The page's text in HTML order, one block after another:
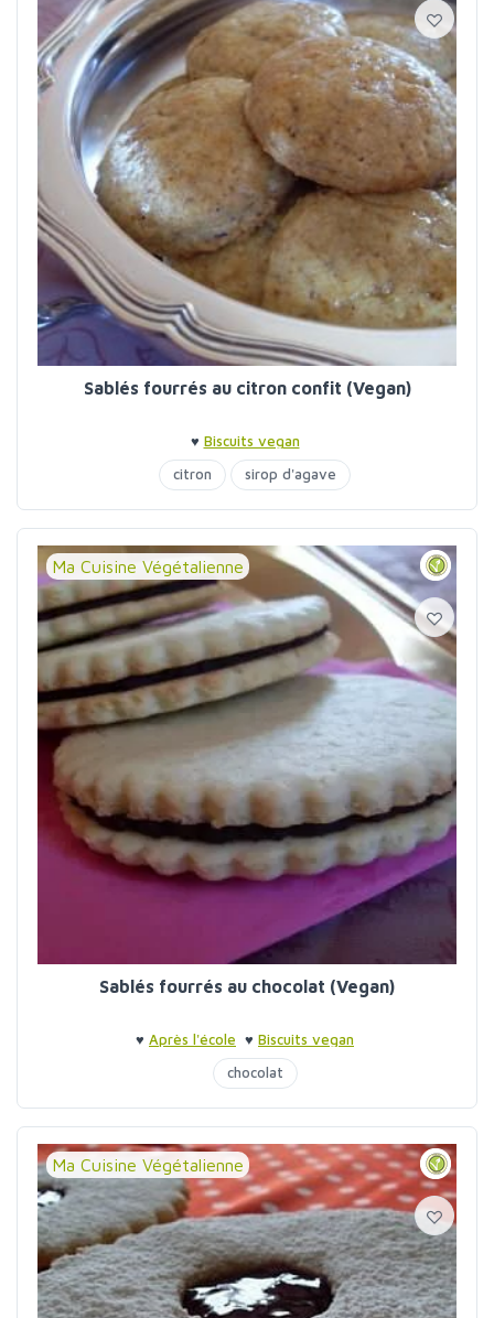
Sablés fourrés au citron confit (Vegan)
♥ Biscuits vegan
citron
sirop d'agave
Ma Cuisine Végétalienne
Sablés fourrés au chocolat (Vegan)
♥ Après l'école ♥ Biscuits vegan
chocolat
Ma Cuisine Végétalienne